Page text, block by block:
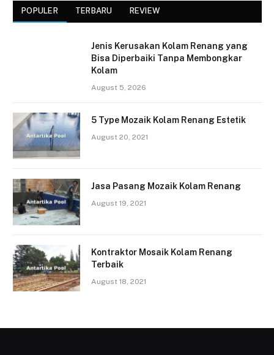
POPULER TERBARU REVIEW
Jenis Kerusakan Kolam Renang yang
Bisa Diperbaiki Tanpa Membongkar
Kolam
August 5, 2026
5 Type Mozaik Kolam Renang Estetik
August 20, 2021
Jasa Pasang Mozaik Kolam Renang
August 19, 2021
Kontraktor Mosaik Kolam Renang
Terbaik
August 18, 2021